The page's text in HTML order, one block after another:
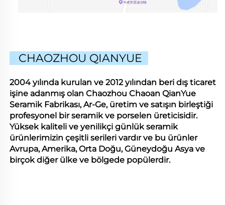
CHAOZHOU QIANYUE
2004 yılında kurulan ve 2012 yılından beri dış ticaret
işine adanmış olan Chaozhou Chaoan QianYue
Seramik Fabrikası, Ar-Ge, üretim ve satışın birleştiği
profesyonel bir seramik ve porselen üreticisidir.
Yüksek kaliteli ve yenilikçi günlük seramik
ürünlerimizin çeşitli serileri vardır ve bu ürünler
Avrupa, Amerika, Orta Doğu, Güneydoğu Asya ve
birçok diğer ülke ve bölgede popülerdir.